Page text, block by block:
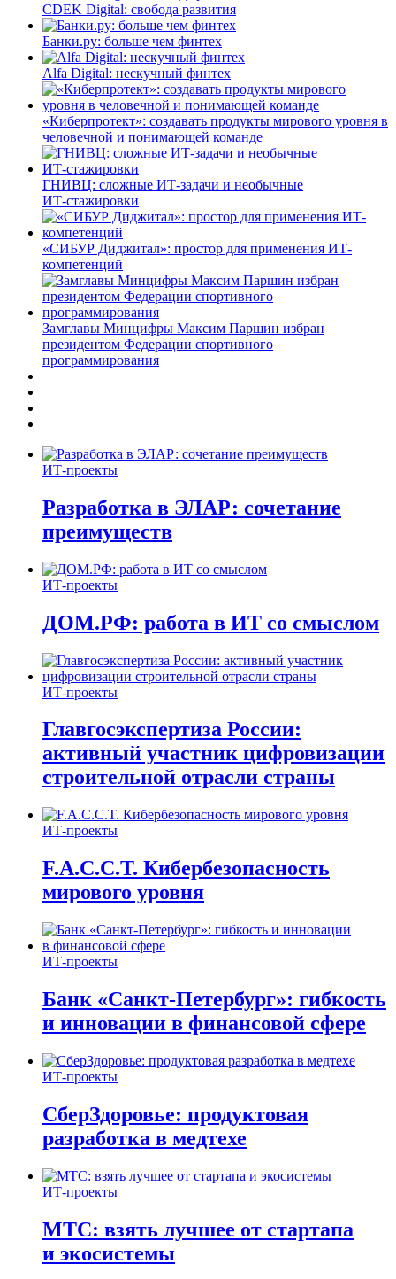
CDEK Digital: свобода развития
Банки.ру: больше чем финтех
Alfa Digital: нескучный финтех
«Киберпротект»: создавать продукты мирового уровня в
человечной и понимающей команде
ГНИВЦ: сложные ИТ‑задачи и необычные
ИТ‑стажировки
«СИБУР Диджитал»: простор для применения ИТ-
компетенций
Замглавы Минцифры Максим Паршин избран
президентом Федерации спортивного
программирования
ИТ-проекты
Разработка в ЭЛАР: сочетание
преимуществ
ИТ-проекты
ДОМ.РФ: работа в ИТ со смыслом
ИТ-проекты
Главгосэкспертиза России:
активный участник цифровизации
строительной отрасли страны
ИТ-проекты
F.A.C.C.T. Кибербезопасность
мирового уровня
ИТ-проекты
Банк «Санкт-Петербург»: гибкость
и инновации в финансовой сфере
ИТ-проекты
СберЗдоровье: продуктовая
разработка в медтехе
ИТ-проекты
МТС: взять лучшее от стартапа
и экосистемы